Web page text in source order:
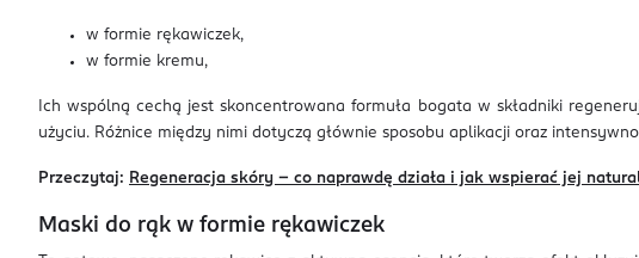
w formie rękawiczek,
w formie kremu,
Ich wspólną cechą jest skoncentrowana formuła bogata w składniki
użyciu. Różnice między nimi dotyczą głównie sposobu aplikacji oraz
Przeczytaj: Regeneracja skóry – co naprawdę działa i jak wspierać jej
Maski do rąk w formie rękawiczek